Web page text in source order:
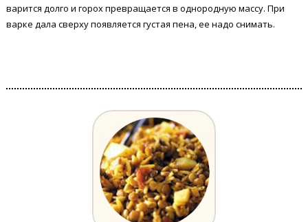
варится долго и горох превращается в однородную массу. При
варке дала сверху появляется густая пена, ее надо снимать.